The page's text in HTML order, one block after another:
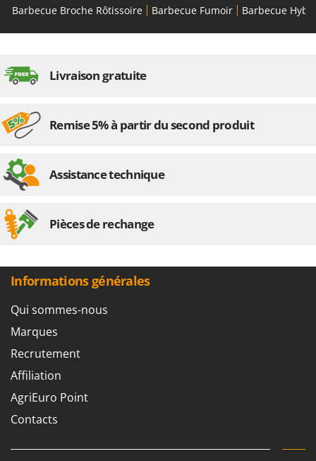
Barbecue Broche Rôtissoire Barbecue Fumoir Barbecue
Livraison gratuite
Remise 5% à partir du second produit
Assistance technique
Pièces de rechange
Informations générales
Qui sommes-nous
Marques
Recrutement
Affiliation
AgriEuro Point
Contacts